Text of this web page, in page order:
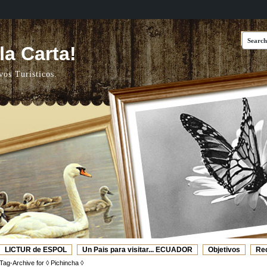
Carta!
Turisticos.
LICTUR de ESPOL Un Pais para visitar... ECUADOR Objetivos
Web's Recomendadas
Tag-Archive for ◊ Pichincha ◊